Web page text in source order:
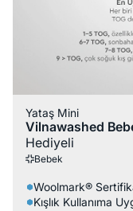
Yataş Mini
Vilnawashed
Hediyeli
Bebek
Woolmark®
Kışlık Kullanıma